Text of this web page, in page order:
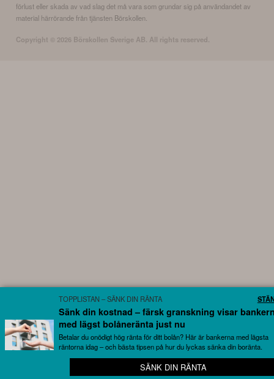
förlust eller skada av vad slag det må vara som grundar sig på användandet av
material härrörande från tjänsten Börskollen.
Copyright © 2026 Börskollen Sverige AB. All rights reserved.
📈 Stenkoll på allt som rör börsen – helt gratis
TOPPLISTAN – SÄNK DIN RÄNTA
Sänk din kostnad – färsk granskning visar
med lägst bolåneränta just nu
Betalar du onödigt hög ränta för ditt bolån? Här är bankerna med lägsta
räntorna idag – och bästa tipsen på hur du lyckas sänka din boränta.
SÄNK DIN RÄNTA